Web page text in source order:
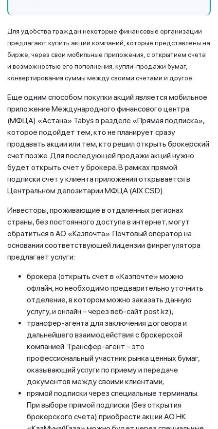
Для удобства граждан некоторые финансовые организации
предлагают купить акции компаний, которые представлены на
бирже, через свои мобильные приложения, с открытием счета
и возможностью его пополнения, купли-продажи бумаг,
конвертирования суммы между своими счетами и другое.
Еще одним способом покупки акций является мобильное
приложение Международного финансового центра
(МФЦА) «Астана» Tabys в разделе «Прямая подписка»,
которое подойдет тем, кто не планирует сразу
продавать акции или тем, кто решил открыть брокерский
счет позже. Для последующей продажи акций нужно
будет открыть счет у брокера. В рамках прямой
подписки счет у клиента приложения открывается в
Центральном депозитарии МФЦА (AIX CSD).
Инвесторы, проживающие в отдаленных регионах
страны, без постоянного доступа в интернет, могут
обратиться в АО «Казпочта». Почтовый оператор на
основании соответствующей лицензии финрегулятора
предлагает услуги:
брокера (открыть счет в «Казпочте» можно
офлайн, но необходимо предварительно уточнить
отделение, в котором можно заказать данную
услугу, и онлайн – через веб-сайт post.kz);
трансфер-агента для заключения договора и
дальнейшего взаимодействия с брокерской
компанией. Трансфер-агент – это
профессиональный участник рынка ценных бумаг,
оказывающий услуги по приему и передаче
документов между своими клиентами;
прямой подписки через специальные терминалы.
При выборе прямой подписки (без открытия
брокерского счета) приобрести акции АО НК